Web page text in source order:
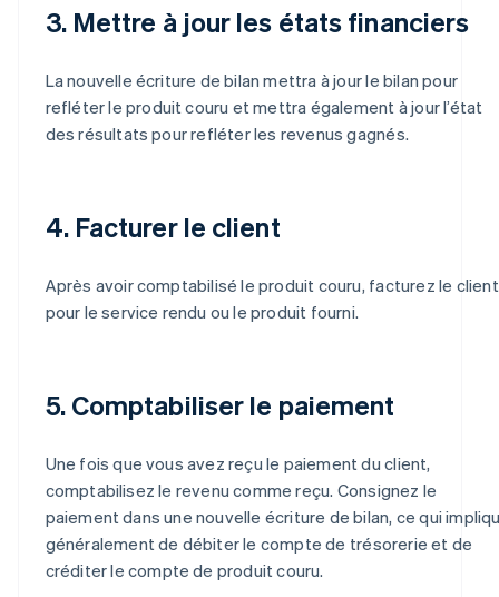
3. Mettre à jour les états financiers
La nouvelle écriture de bilan mettra à jour le bilan pour
refléter le produit couru et mettra également à jour l’état
des résultats pour refléter les revenus gagnés.
4. Facturer le client
Après avoir comptabilisé le produit couru, facturez le client
pour le service rendu ou le produit fourni.
5. Comptabiliser le paiement
Une fois que vous avez reçu le paiement du client,
comptabilisez le revenu comme reçu. Consignez le
paiement dans une nouvelle écriture de bilan, ce qui
généralement de débiter le compte de trésorerie et de
créditer le compte de produit couru.